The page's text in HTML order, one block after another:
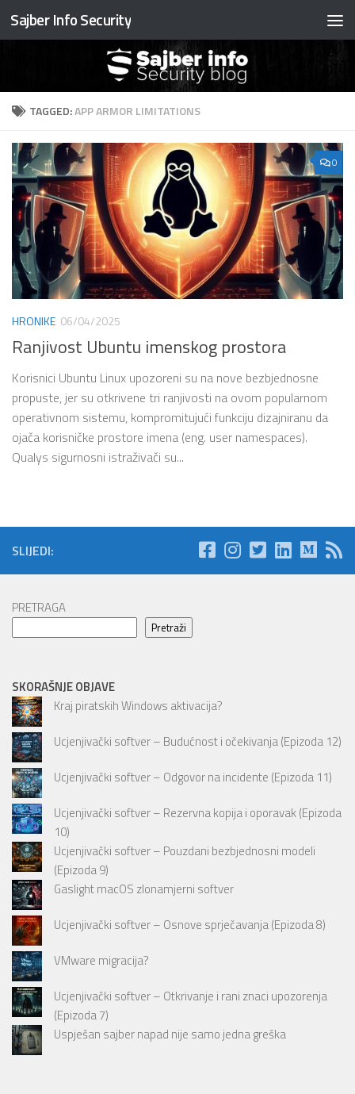
Preskočite na sadržaj
Sajber Info Security
TAGGED:APP ARMOR LIMITATIONS
0
HRONIKE 06/04/2025
Ranjivost Ubuntu imenskog prostora
Korisnici Ubuntu Linux upozoreni su na nove bezbjednosne
propuste, jer su otkrivene tri ranjivosti na ovom popularnom
operativnom sistemu, kompromitujući funkciju dizajniranu da
ojača korisničke prostore imena (eng. user namespaces).
Qualys sigurnosni istraživači su...
SLIJEDI:
PRETRAGA
Pretraži
SKORAŠNJE OBJAVE
Kraj piratskih Windows aktivacija?
Ucjenjivački softver – Budućnost i očekivanja (Epizoda 12)
Ucjenjivački softver – Odgovor na incidente (Epizoda 11)
Ucjenjivački softver – Rezervna kopija i oporavak (Epizoda
10)
Ucjenjivački softver – Pouzdani bezbjednosni modeli
(Epizoda 9)
Gaslight macOS zlonamjerni softver
Ucjenjivački softver – Osnove sprječavanja (Epizoda 8)
VMware migracija?
Ucjenjivački softver – Otkrivanje i rani znaci upozorenja
(Epizoda 7)
Uspješan sajber napad nije samo jedna greška